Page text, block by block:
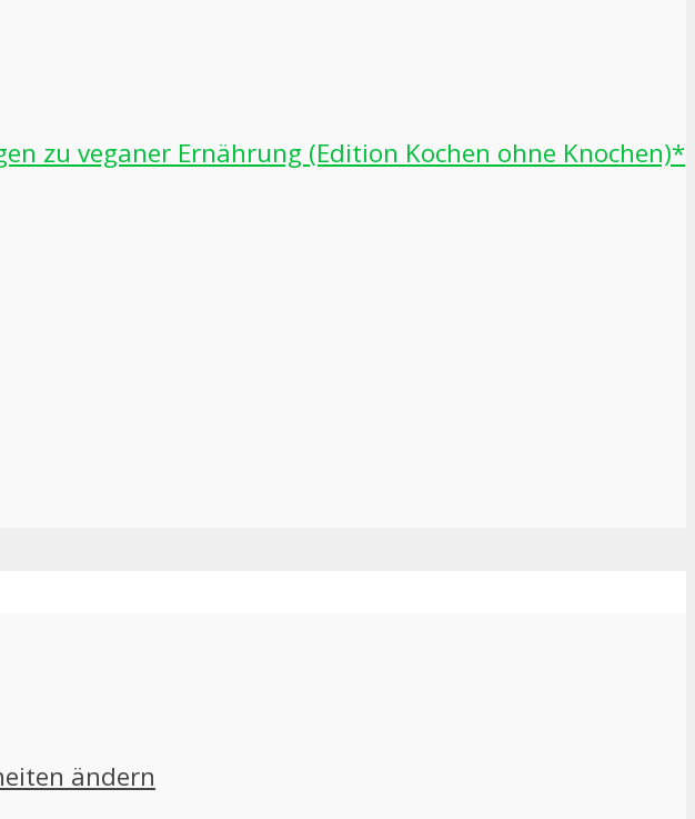
zu veganer Ernährung (Edition Kochen ohne Knochen)*
ändern